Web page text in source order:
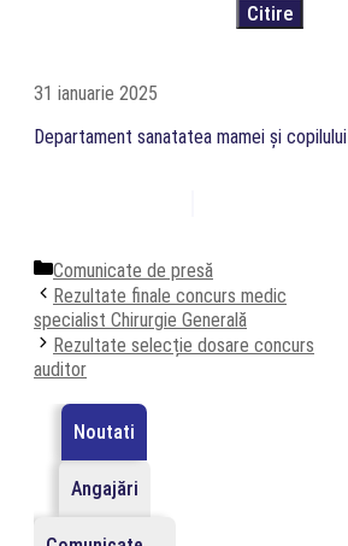
31 ianuarie 2025
Departament sanatatea mamei și copilului
Categorii
Comunicate de presă
Rezultate finale concurs medic
specialist Chirurgie Generală
Rezultate selecție dosare concurs
auditor
Noutati
Angajări